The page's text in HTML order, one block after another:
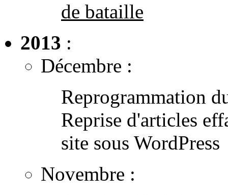
de bataille
2013 :
Décembre :
Reprogrammation
Reprise d'articles
site sous WordPress
Novembre :